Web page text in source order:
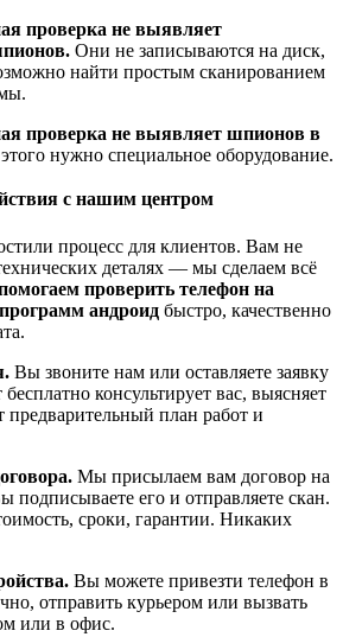
проверка не выявляет
Они не записываются на диск,
найти простым сканированием
проверка не выявляет шпионов в
нужно специальное оборудование.
с нашим центром
процесс для клиентов. Вам не
деталях — мы сделаем всё
проверить телефон на
андроид быстро, качественно
Вы звоните нам или оставляете заявку
консультирует вас, выясняет
предварительный план работ и
Мы присылаем вам договор на
подписываете его и отправляете скан.
сроки, гарантии. Никаких
Вы можете привезти телефон в
отправить курьером или вызвать
или в офис.